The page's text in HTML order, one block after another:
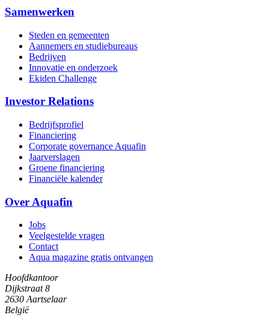
Samenwerken
Steden en gemeenten
Aannemers en studiebureaus
Bedrijven
Innovatie en onderzoek
Ekiden Challenge
Investor Relations
Bedrijfsprofiel
Financiering
Corporate governance Aquafin
Jaarverslagen
Groene financiering
Financiële kalender
Over Aquafin
Jobs
Veelgestelde vragen
Contact
Aqua magazine gratis ontvangen
Hoofdkantoor
Dijkstraat 8
2630 Aartselaar
België